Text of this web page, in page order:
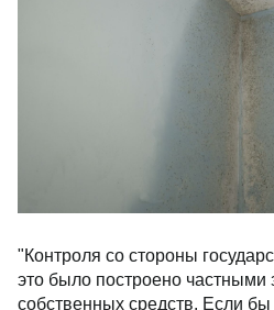
"Контроля со стороны
это было построено частными
собственных средств. Если